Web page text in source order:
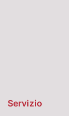
Servizio